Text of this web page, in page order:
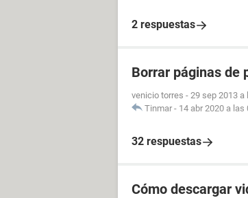
2 respuestas
Borrar páginas de
venicio torres - 29 sep 2013 a
Tinmar - 14 abr 2020 a las
32 respuestas
Cómo descargar